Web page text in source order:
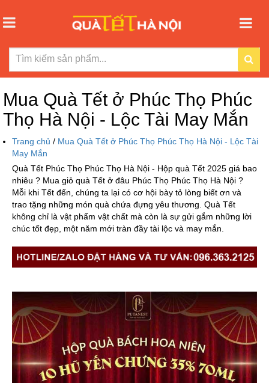
Mua Quà Tết ở Phúc Thọ Phúc
Thọ Hà Nội - Lộc Tài May Mắn
Trang chủ / Mua Quà Tết ở Phúc Thọ Phúc Thọ Hà Nội - Lộc Tài
May Mắn
Quà Tết Phúc Thọ Phúc Thọ Hà Nội - Hộp quà Tết 2025 giá bao
nhiêu ? Mua giỏ quà Tết ở đâu Phúc Thọ Phúc Thọ Hà Nội ?
Mỗi khi Tết đến, chúng ta lại có cơ hội bày tỏ lòng biết ơn và
trao tặng những món quà chứa đựng yêu thương. Quà Tết
không chỉ là vật phẩm vật chất mà còn là sự gửi gắm những lời
chúc tốt đẹp, một năm mới tràn đầy tài lộc và may mắn.